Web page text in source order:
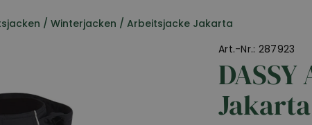
/ Winterjacken / Arbeitsjacke Jakarta
Art.-Nr.: 287923
Jakarta